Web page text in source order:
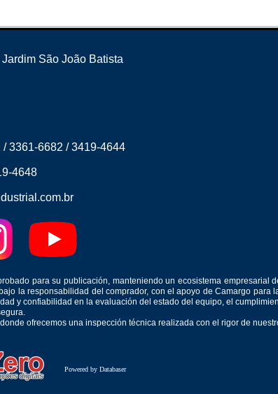
São João Batista
/3361-6682 /3419-4644
4648
para su publicación, manteniendo un ecosistema empresarial
la responsabilidad del comprador, con el apoyo de Camargo para
y confiabilidad en la evaluación del estado del equipo, el
ofrecemos una inspección técnica realizada con el rigor de
Powered by Databaser